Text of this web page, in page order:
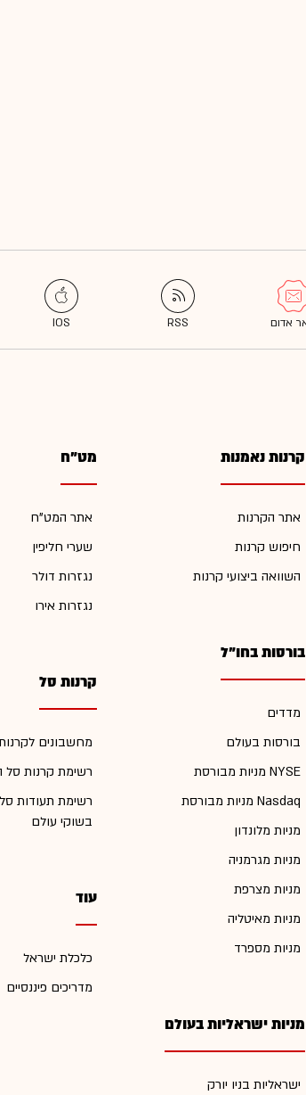
קרנות נאמנות
אתר הקרנות
חיפוש קרנות
השוואה ביצועי קרנות
בורסות בחו"ל
מדדים
בורסות בעולם
מניות מבורסת NYSE
מניות מבורסת Nasdaq
מניות מלונדון
מניות מגרמניה
מניות מצרפת
מניות מאיטליה
מניות מספרד
מניות ישראליות בעולם
ישראליות בניו יורק
מט"ח
אתר המט"ח
שערי חליפין
נגזרות דולר
נגזרות אירו
קרנות סל
מחשבונים
רשימת קרנות
רשימת תעודות
בשוקי עולם
עוד
כלכלת ישראל
מדריכים פיננסיים